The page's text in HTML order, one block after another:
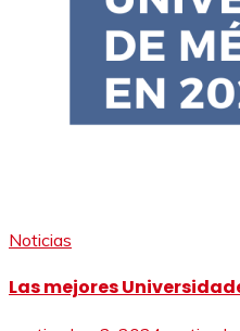
Noticias
Las mejores